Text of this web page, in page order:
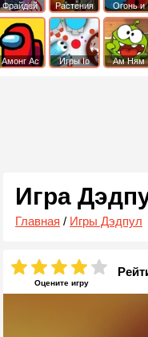
Фрайдей
Найт
Фанкин
Растения
против
Зомби
Огонь и
Вода
Амонг Ас Игры Io Ам Ням
Игра
Главная / Игры Дэдпул
Оцените игру